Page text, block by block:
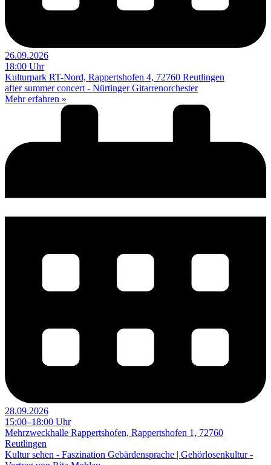
26.09.2026
18:00 Uhr
Kulturpark RT-Nord, Rappertshofen 4, 72760 Reutlingen
after summer concert - Nürtinger Gitarrenorchester
Mehr erfahren »
28.09.2026
15:00–18:00 Uhr
Mehrzweckhalle Rappertshofen, Rappertshofen 1, 72760
Reutlingen
Kultur sehen - Faszination Gebärdensprache | Gehörlosenkultur -